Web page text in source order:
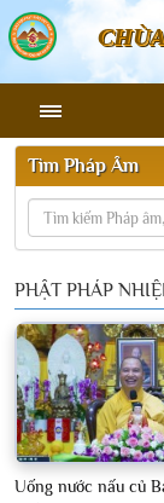
Tìm Pháp Âm
PHẬT PHÁP